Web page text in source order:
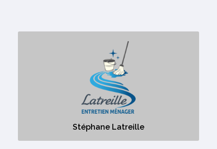
Stéphane Latreille
Stéphane Latreille
Entretiens Ménager Résidentiel et Commercial